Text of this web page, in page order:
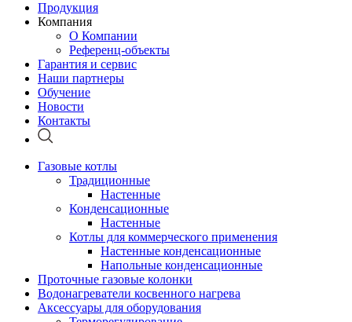
Продукция
Компания
О Компании
Референц-объекты
Гарантия и сервис
Наши партнеры
Обучение
Новости
Контакты
Газовые котлы
Традиционные
Настенные
Конденсационные
Настенные
Котлы для коммерческого применения
Настенные конденсационные
Напольные конденсационные
Проточные газовые колонки
Водонагреватели косвенного нагрева
Аксессуары для оборудования